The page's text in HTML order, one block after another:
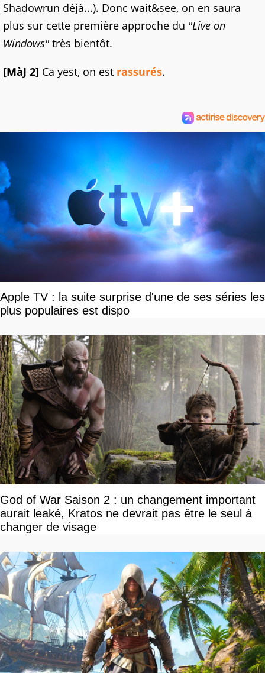
Shadowrun déjà...). Donc wait&see, on en saura
plus sur cette première approche du "Live on
Windows"très bientôt.
[MàJ 2] Ca yest, on est rassurés.
Apple TV : la suite surprise d'une de ses séries les
plus populaires est dispo
God of War Saison 2 : un changement important
aurait leaké, Kratos ne devrait pas être le seul à
changer de visage